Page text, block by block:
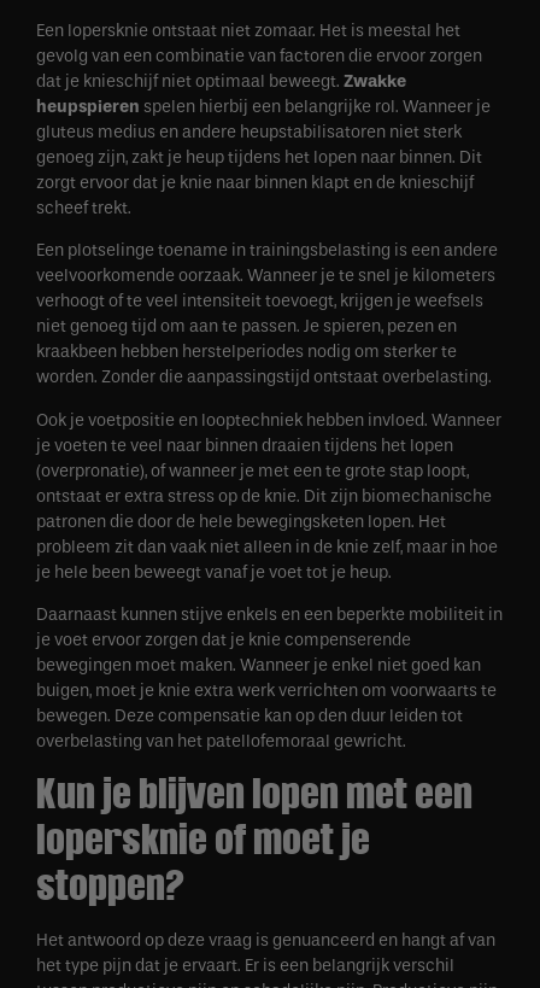
Een lopersknie ontstaat niet zomaar. Het is meestal het
gevolg van een combinatie van factoren die ervoor zorgen
dat je knieschijf niet optimaal beweegt. Zwakke
heupspieren spelen hierbij een belangrijke rol. Wanneer je
gluteus medius en andere heupstabilisatoren niet sterk
genoeg zijn, zakt je heup tijdens het lopen naar binnen. Dit
zorgt ervoor dat je knie naar binnen klapt en de knieschijf
scheef trekt.
Een plotselinge toename in trainingsbelasting is een andere
veelvoorkomende oorzaak. Wanneer je te snel je kilometers
verhoogt of te veel intensiteit toevoegt, krijgen je weefsels
niet genoeg tijd om aan te passen. Je spieren, pezen en
kraakbeen hebben herstelperiodes nodig om sterker te
worden. Zonder die aanpassingstijd ontstaat overbelasting.
Ook je voetpositie en looptechniek hebben invloed. Wanneer
je voeten te veel naar binnen draaien tijdens het lopen
(overpronatie), of wanneer je met een te grote stap loopt,
ontstaat er extra stress op de knie. Dit zijn biomechanische
patronen die door de hele bewegingsketen lopen. Het
probleem zit dan vaak niet alleen in de knie zelf, maar in hoe
je hele been beweegt vanaf je voet tot je heup.
Daarnaast kunnen stijve enkels en een beperkte mobiliteit in
je voet ervoor zorgen dat je knie compenserende
bewegingen moet maken. Wanneer je enkel niet goed kan
buigen, moet je knie extra werk verrichten om voorwaarts te
bewegen. Deze compensatie kan op den duur leiden tot
overbelasting van het patellofemoraal gewricht.
Kun je blijven lopen met een
lopersknie of moet je
stoppen?
Het antwoord op deze vraag is genuanceerd en hangt af van
het type pijn dat je ervaart. Er is een belangrijk verschil